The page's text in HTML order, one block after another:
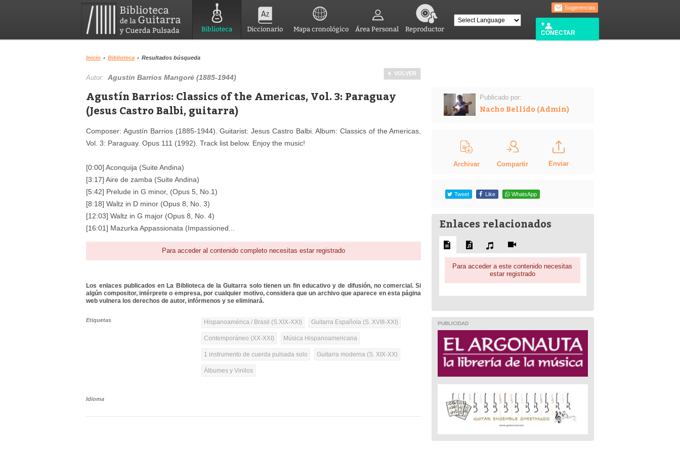
Biblioteca Diccionario Mapa cronológico Área Personal Reproductor
Sugerencias
CONECTAR
Inicio › Biblioteca › Resultados búsqueda
VOLVER
Autor:Agustín Barrios Mangoré (1885-1944)
Agustín Barrios: Classics of the Americas, Vol. 3: Paraguay
(Jesus Castro Balbi, guitarra)
Composer: Agustín Barrios (1885-1944). Guitarist: Jesus Castro Balbi. Album: Classics of the Americas,
Vol. 3: Paraguay. Opus 111 (1992). Track list below. Enjoy the music!
[0:00] Aconquija (Suite Andina)
[3:17] Aire de zamba (Suite Andina)
[5:42] Prelude in G minor, (Opus 5, No.1)
[8:18] Waltz in D minor (Opus 8, No. 3)
[12:03] Waltz in G major (Opus 8, No. 4)
[16:01] Mazurka Appassionata (Impassioned...
Para acceder al contenido completo necesitas estar registrado
Los enlaces publicados en La Biblioteca de la Guitarra solo tienen un fin educativo y de difusión, no comercial. Si
algún compositor, intérprete o empresa, por cualquier motivo, considera que un archivo que aparece en esta página
web vulnera los derechos de autor, infórmenos y se eliminará.
Etiquetas Hispanoamérica / Brasil (S.XIX-XXI) Guitarra Española (S. XVIII-XXI)
Contemporáneo (XX-XXI) Música Hispanoamericana
1 instrumento de cuerda pulsada solo Guitarra moderna (S. XIX-XX)
Álbumes y Vinilos
Idioma
Publicado por:
Nacho Bellido (Admin)
Archivar Compartir Enviar
Tweet Like WhatsApp
Enlaces relacionados
Para acceder a este contenido necesitas
estar registrado
PUBLICIDAD